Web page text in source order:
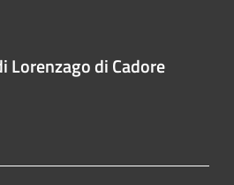
Lorenzago di Cadore